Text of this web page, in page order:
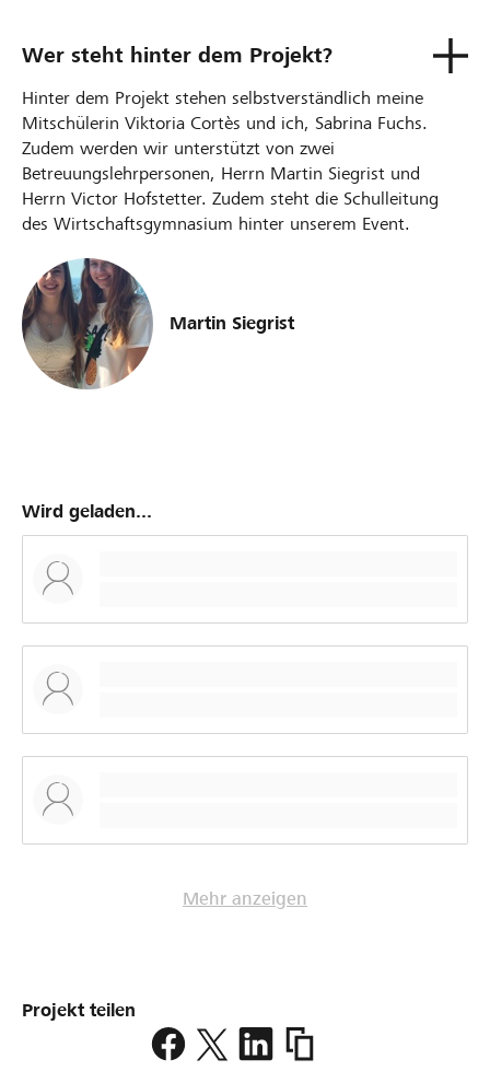
Wer steht hinter dem Projekt?
Hinter dem Projekt stehen selbstverständlich meine
Mitschülerin Viktoria Cortès und ich, Sabrina Fuchs.
Zudem werden wir unterstützt von zwei
Betreuungslehrpersonen, Herrn Martin Siegrist und
Herrn Victor Hofstetter. Zudem steht die Schulleitung
des Wirtschaftsgymnasium hinter unserem Event.
Martin Siegrist
Wird geladen...
Mehr anzeigen
Projekt teilen
https://
sommerfest-